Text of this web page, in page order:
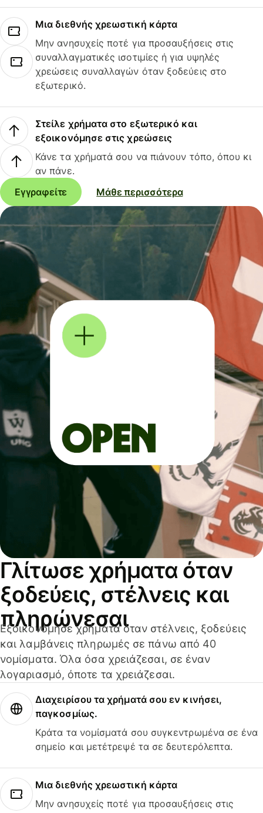
Μια διεθνής χρεωστική κάρτα
Μην ανησυχείς ποτέ για προσαυξήσεις στις
συναλλαγματικές ισοτιμίες ή για υψηλές
χρεώσεις συναλλαγών όταν ξοδεύεις στο
εξωτερικό.
Στείλε χρήματα στο εξωτερικό και
εξοικονόμησε στις χρεώσεις
Κάνε τα χρήματά σου να πιάνουν τόπο, όπου κι
αν πάνε.
Εγγραφείτε
Μάθε περισσότερα
Γλίτωσε χρήματα όταν
ξοδεύεις, στέλνεις και
πληρώνεσαι
Εξοικονόμησε χρήματα όταν στέλνεις, ξοδεύεις
και λαμβάνεις πληρωμές σε πάνω από 40
νομίσματα. Όλα όσα χρειάζεσαι, σε έναν
λογαριασμό, όποτε τα χρειάζεσαι.
Διαχειρίσου τα χρήματά σου εν κινήσει,
παγκοσμίως.
Κράτα τα νομίσματά σου συγκεντρωμένα σε ένα
σημείο και μετέτρεψέ τα σε δευτερόλεπτα.
Μια διεθνής χρεωστική κάρτα
Μην ανησυχείς ποτέ για προσαυξήσεις στις